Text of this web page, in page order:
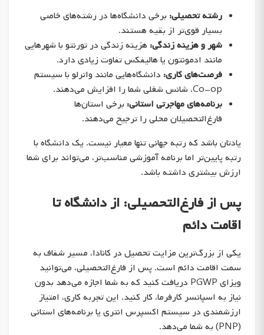
رشته تحصیلی: برخی دانشگاه‌ها در رشته‌های خاصی
بسیار قوی‌تر از بقیه هستند.
شهر و هزینه زندگی: هزینه زندگی در تورنتو با شهرهایی
مانند ادمونتون یا هالیفکس تفاوت زیادی دارد.
فرصت‌های کاری: دانشگاه‌هایی مانند واترلو با سیستم
Co-op، شانس شغلی شما را افزایش می‌دهند.
برنامه‌های مهاجرتی استانی: برخی استان‌ها
فارغ‌التحصیلان محلی را ترجیح می‌دهند.
یادتان باشد که رتبه جهانی تنها معیار نیست. یک دانشگاه با
رتبه پایین‌تر اما برنامه آموزشی مناسب‌تر، می‌تواند برای شما
ارزش بیشتری داشته باشد.
پس از فارغ‌التحصیلی: از دانشگاه تا
اقامت دائم
یکی از بزرگ‌ترین مزایت تحصیل در کانادا، مسیر شفاف به
سمت اقامت دائم است. پس از فارغ‌التحصیلی، می‌توانید
ویزای PGWP دریافت کنید که به شما اجازه می‌دهد بدون
نیاز به اسپانسر کارفرما، کار کنید. این تجربه کاری، امتیاز
ارزشمندی در سیستم اکسپرس انتری یا برنامه‌های استانی
(PNP) به شما می‌دهد.